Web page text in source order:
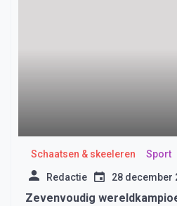
Schaatsen & skeeleren Sport
Redactie 28 december
Zevenvoudig